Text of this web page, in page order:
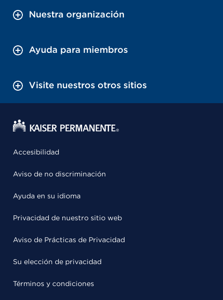
Nuestra organización
Ayuda para miembros
Visite nuestros otros sitios
Accesibilidad
Aviso de no discriminación
Ayuda en su idioma
Privacidad de nuestro sitio web
Aviso de Prácticas de Privacidad
Su elección de privacidad
Términos y condiciones